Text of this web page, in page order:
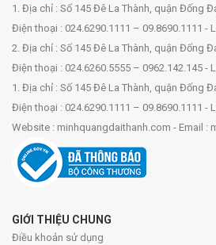
1. Địa chỉ : Số 145 Đê La Thành, quận Đống
Điện thoại : 024.6290.1111 – 09.8690.1111 -
2. Địa chỉ : Số 145 Đê La Thành, quận Đống
Điện thoại : 024.6260.5555 – 0962.142.145 -
1. Địa chỉ : Số 145 Đê La Thành, quận Đống
Điện thoại : 024.6290.1111 – 09.8690.1111 -
Website : minhquangdaithanh.com - Email :
GIỚI THIỆU CHUNG
Điều khoản sử dụng